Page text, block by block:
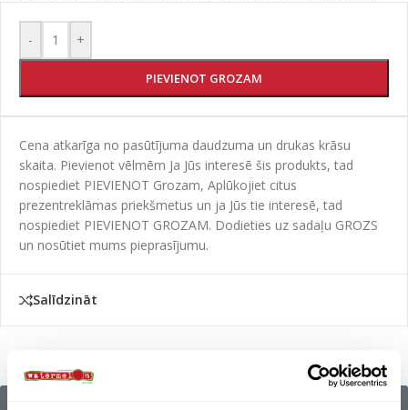
- +
PIEVIENOT GROZAM
Cena atkarīga no pasūtījuma daudzuma un drukas krāsu
skaita. Pievienot vēlmēm Ja Jūs interesē šis produkts, tad
nospiediet PIEVIENOT Grozam, Aplūkojiet citus
prezentreklāmas priekšmetus un ja Jūs tie interesē, tad
nospiediet PIEVIENOT GROZAM. Dodieties uz sadaļu GROZS
un nosūtiet mums pieprasījumu.
Salīdzināt